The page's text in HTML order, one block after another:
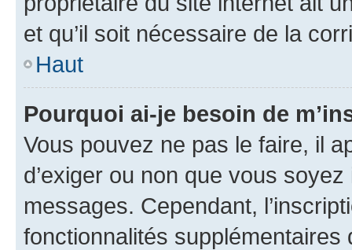
et qu’il soit nécessaire de la
Haut
Pourquoi ai-je besoin de
Vous pouvez ne pas le faire, il
d’exiger ou non que vous
messages. Cependant,
fonctionnalités